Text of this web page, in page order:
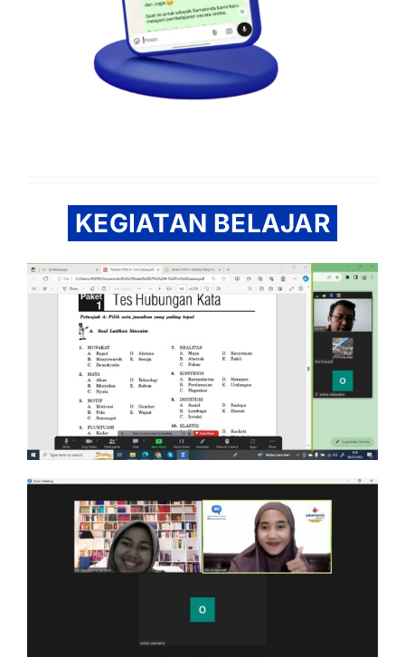
KEGIATAN BELAJAR